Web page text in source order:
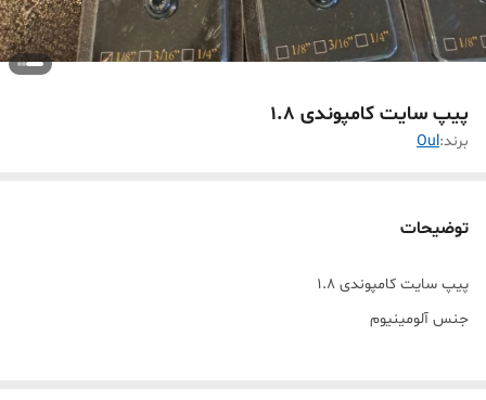
پیپ سایت کامپوندی 1.8
برند:Oul
توضیحات
پیپ سایت کامپوندی 1.8
جنس آلومینیوم